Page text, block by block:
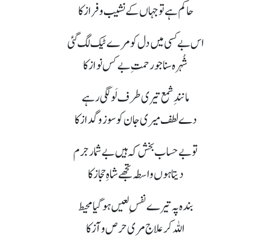
حاکم ہے تو جہاں کے نشیب و فراز کا
اس بے کسی میں دل کو مرے ٹیک لگ گئی
شُہرہ سنا جو رحمتِ بے کس نواز کا
مانندِ شمع تیری طرف لَو لگی رہے
دے لطف میری جان کو سوز و گداز کا
تو بے حساب بخش کہ ہیں بے شمار جرم
دیتا ہوں واسطہ تجھے شاہِ حجاز کا
بندہ پہ تیرے نفسِ لعیں ہو گیا محیط
اللہ کر علاج مری حرص و آز کا